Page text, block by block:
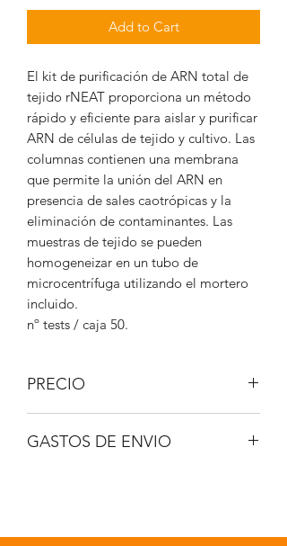
Add to Cart
El kit de purificación de ARN total de
tejido rNEAT proporciona un método
rápido y eficiente para aislar y purificar
ARN de células de tejido y cultivo. Las
columnas contienen una membrana
que permite la unión del ARN en
presencia de sales caotrópicas y la
eliminación de contaminantes. Las
muestras de tejido se pueden
homogeneizar en un tubo de
microcentrífuga utilizando el mortero
incluido.
nº tests / caja 50.
PRECIO
GASTOS DE ENVIO